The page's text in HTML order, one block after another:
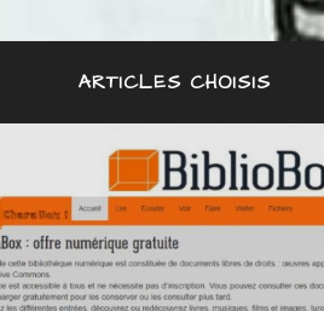
ARTICLES CHOISIS